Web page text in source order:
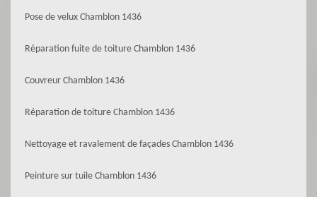
Pose de velux Chamblon 1436
Réparation fuite de toiture Chamblon 1436
Couvreur Chamblon 1436
Réparation de toiture Chamblon 1436
Nettoyage et ravalement de façades Chamblon 1436
Peinture sur tuile Chamblon 1436